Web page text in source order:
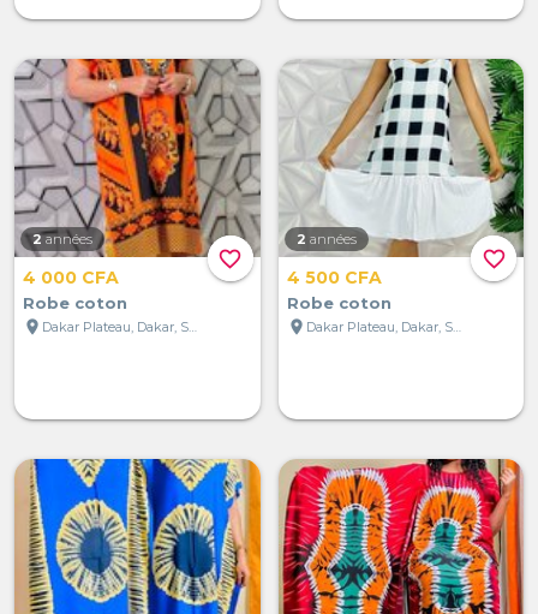
favorite_border
2 années
4 000 CFA
Robe coton
location_on
Dakar Plateau, Dakar, Sénégal
favorite_border
2 années
4 500 CFA
Robe coton
location_on
Dakar Plateau, Dakar, Sénégal